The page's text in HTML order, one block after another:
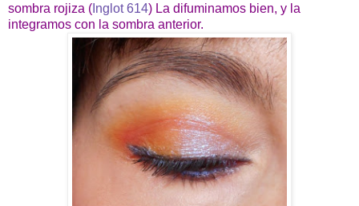
sombra rojiza ( Inglot 614) La difuminamos bien, y la
integramos con la sombra anterior.